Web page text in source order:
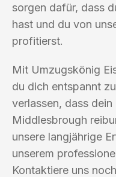
sorgen dafür, dass
hast und du von
profitierst.
Mit Umzugskönig
du dich entspannt
verlassen, dass
Middlesbrough
unsere langjährige
unserem
Kontaktiere uns